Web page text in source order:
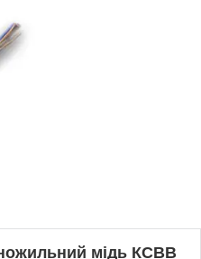
мідь КСВВ